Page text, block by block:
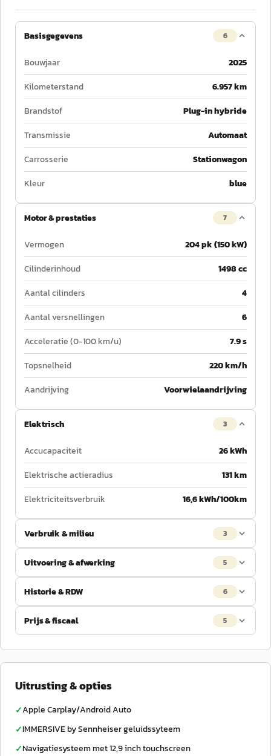
Basisgegevens 6
Bouwjaar
2025
Kilometerstand
6.957 km
Brandstof
Plug-in hybride
Transmissie
Automaat
Carrosserie
Stationwagon
Kleur
blue
Motor & prestaties 7
Vermogen
204 pk (150 kW)
Cilinderinhoud
1498 cc
Aantal cilinders
4
Aantal versnellingen
6
Acceleratie (0-100 km/u)
7.9 s
Topsnelheid
220 km/h
Aandrijving
Voorwielaandrijving
Elektrisch 3
Accucapaciteit
26 kWh
Elektrische actieradius
131 km
Elektriciteitsverbruik
16,6 kWh/100km
Verbruik & milieu 3
Uitvoering & afwerking 5
Historie & RDW 6
Prijs & fiscaal 5
Uitrusting & opties
✓Apple Carplay/Android Auto
✓IMMERSIVE by Sennheiser geluidssyteem
✓Navigatiesysteem met 12,9 inch touchscreen